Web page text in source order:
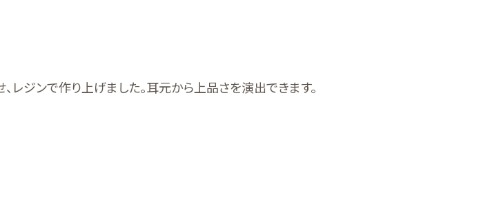
ジンで作り上げました。耳元から上品さを演出できます。